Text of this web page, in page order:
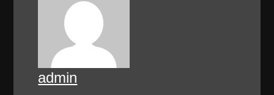
admin